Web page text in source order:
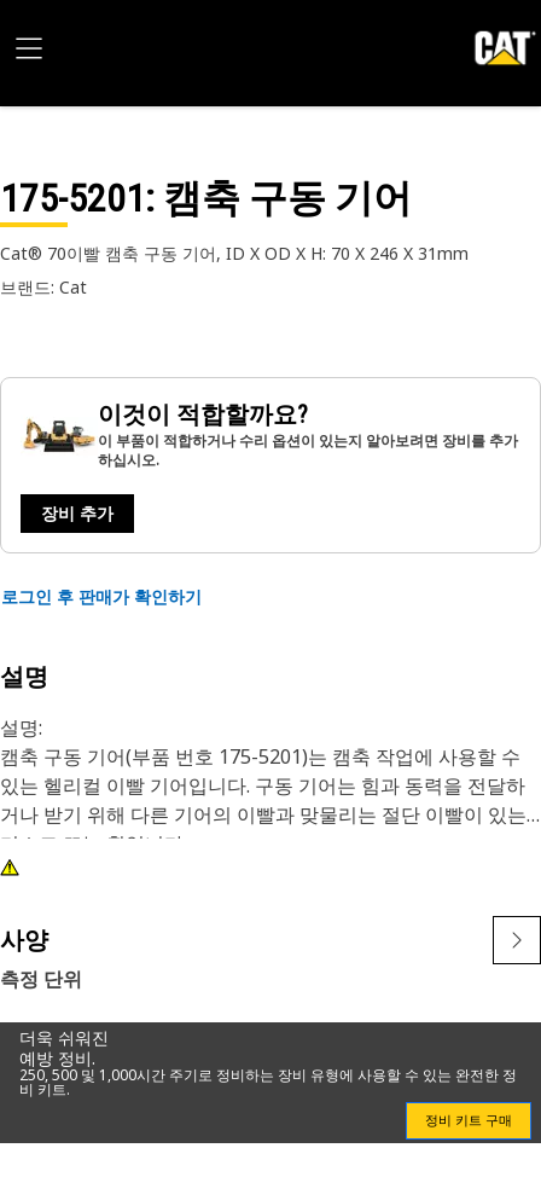
175-5201: 캠축 구동 기어
Cat® 70이빨 캠축 구동 기어, ID X OD X H: 70 X 246 X 31mm
브랜드: Cat
이것이 적합할까요?
이 부품이 적합하거나 수리 옵션이 있는지 알아보려면 장비를 추가
하십시오.
장비 추가
로그인 후 판매가 확인하기
설명
설명:
캠축 구동 기어(부품 번호 175-5201)는 캠축 작업에 사용할 수
있는 헬리컬 이빨 기어입니다. 구동 기어는 힘과 동력을 전달하
거나 받기 위해 다른 기어의 이빨과 맞물리는 절단 이빨이 있는
디스크 또는 휠입니다.
양에 따라 엄선된 자재로 가공됩니다. 이들은 케이스 침탄, 질화
및 유도 담금질 등 특수하지만 경우에 따라 고유한 열 처리 공정
을 사용하여 제조됩니다. Cat 기어는 동력 밀도, 즉 기어가 크기
대비 전달할 수 있는 동력의 양이 업계 최고 수준이며 재사용성
을 고려하여 설계되었습니다.
특성:
사양
측정 단위
더욱 쉬워진
예방 정비.
250, 500 및 1,000시간 주기로 정비하는 장비 유형에 사용할 수 있는 완전한 정
비 키트.
정비 키트 구매